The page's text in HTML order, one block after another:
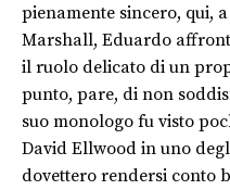
pienamente sincero, qui,
Marshall, Eduardo
il ruolo delicato di un
punto, pare, di non
suo monologo fu visto
David Ellwood in uno
dovettero rendersi conto